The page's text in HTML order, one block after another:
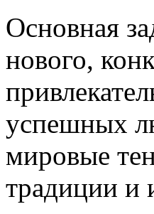
Основная
нового,
успешных
мировые
традиции и